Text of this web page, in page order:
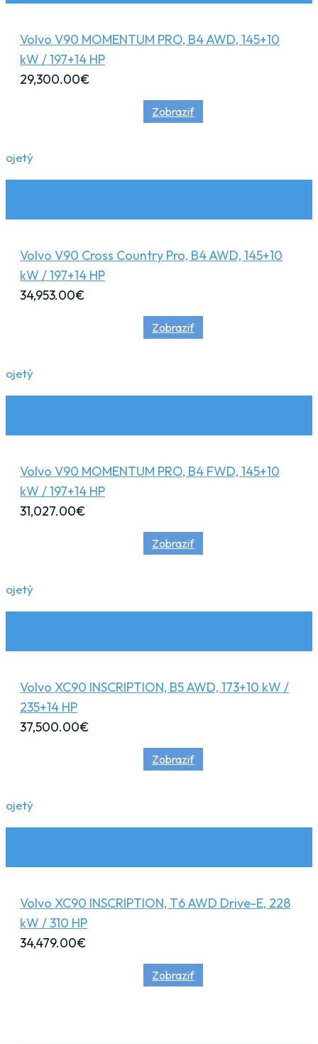
Volvo V90 MOMENTUM PRO, B4 AWD, 145+10
kW / 197+14 HP
29,300.00€
Zobraziť
ojetý
Volvo V90 Cross Country Pro, B4 AWD, 145+10
kW / 197+14 HP
34,953.00€
Zobraziť
ojetý
Volvo V90 MOMENTUM PRO, B4 FWD, 145+10
kW / 197+14 HP
31,027.00€
Zobraziť
ojetý
Volvo XC90 INSCRIPTION, B5 AWD, 173+10 kW /
235+14 HP
37,500.00€
Zobraziť
ojetý
Volvo XC90 INSCRIPTION, T6 AWD Drive-E, 228
kW / 310 HP
34,479.00€
Zobraziť